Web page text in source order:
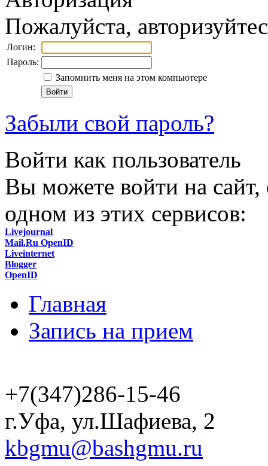
Пожалуйста,
Логин:
Пароль:
Запомнить меня на этом компьютере
Забыли свой пароль?
Войти как пользователь
Вы можете войти на сайт,
одном из этих сервисов:
Livejournal
Mail.Ru OpenID
Liveinternet
Blogger
OpenID
Главная
Запись на прием
+7(347)286-15-46
г.Уфа, ул.Шафиева, 2
kbgmu@bashgmu.ru